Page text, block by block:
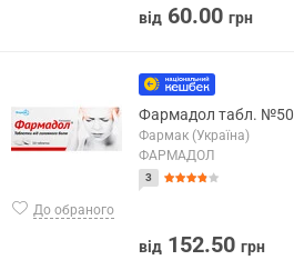
від 60.00 грн
До обраного
Фармадол табл. №50
Фармак (Україна)
ФАРМАДОЛ
3
від 152.50 грн